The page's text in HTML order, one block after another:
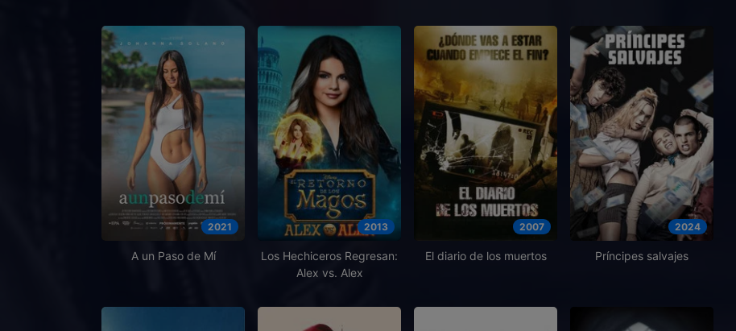
2021
A un Paso de Mí
2013
Los Hechiceros Regresan:
Alex vs. Alex
2007
El diario de los muertos
2024
Príncipes salvajes